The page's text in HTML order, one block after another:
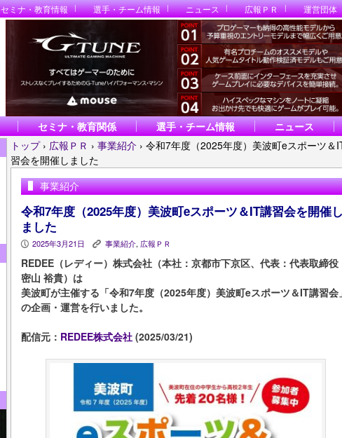
セミナ・教育情報 選手・チーム情報 ニュース 広報ＰＲ 運営団体
セミナ・教育関係 選手・チーム情報 ニュース
トップ › 広報ＰＲ › 事業紹介 › 令和7年度（2025年度）美波町eスポーツ＆
習会を開催しました
事業紹介
令和7年度（2025年度）美波町eスポーツ＆IT講習会を開催し
ました
P 2025年3月21日 K 事業紹介, 広報ＰＲ
REDEE（レディー）株式会社（本社：京都市下京区、代表：代表取締役
密山 裕貴）は
美波町が主催する「令和7年度（2025年度）美波町eスポーツ＆IT講習会
の企画・運営を行いました。
配信元： REDEE株式会社 (2025/03/21)